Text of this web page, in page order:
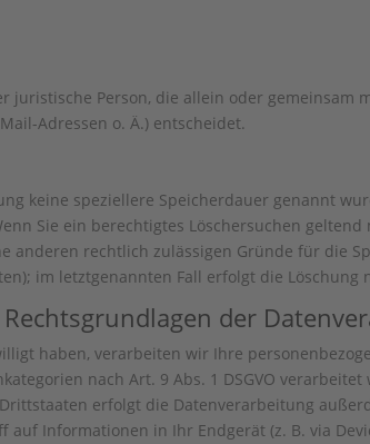
juristische Person, die allein oder gemeinsam
Adressen o. Ä.) entscheidet.
keine speziellere Speicherdauer genannt
Sie ein berechtigtes Löschersuchen
anderen rechtlich zulässigen Gründe für die
im letztgenannten Fall erfolgt die Löschung
der
haben, verarbeiten wir Ihre
nach Art. 9 Abs. 1 DSGVO
erfolgt die Datenverarbeitung
auf Informationen in Ihr Endgerät (z. B. via